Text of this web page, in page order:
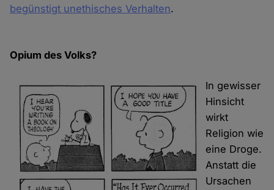
begünstigt unethisches Verhalten.
Opium des Volks?
In gewisser
Hinsicht
wirkt
Religion wie
eine Droge.
Anstatt die
Ursachen